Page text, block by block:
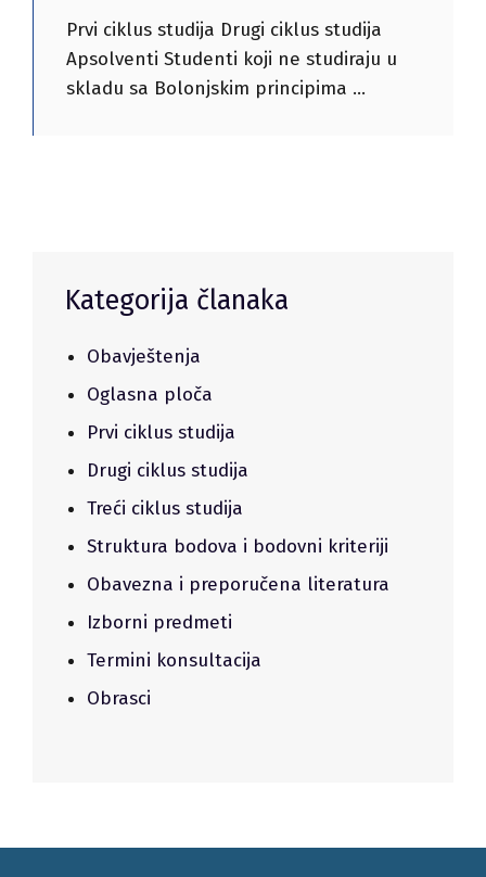
Prvi ciklus studija Drugi ciklus studija
Apsolventi Studenti koji ne studiraju u
skladu sa Bolonjskim principima
Kategorija članaka
Obavještenja
Oglasna ploča
Prvi ciklus studija
Drugi ciklus studija
Treći ciklus studija
Struktura bodova i bodovni kriteriji
Obavezna i preporučena literatura
Izborni predmeti
Termini konsultacija
Obrasci